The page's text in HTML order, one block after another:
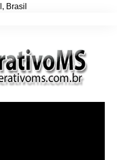
, Brasil